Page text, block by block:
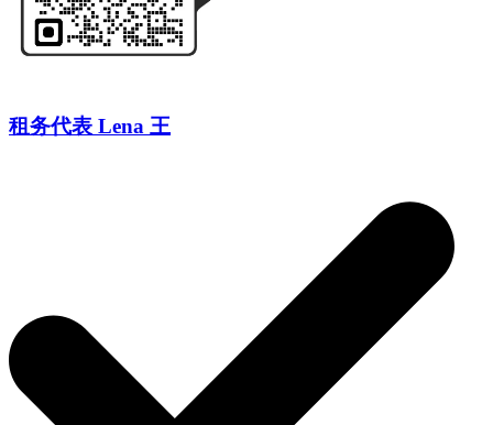
租务代表 Lena 王